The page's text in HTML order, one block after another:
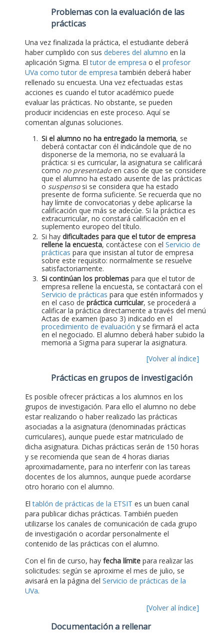
Problemas con la evaluación de las
prácticas
Una vez finalizada la práctica, el estudiante deberá
haber cumplido con sus deberes del alumno en la
aplicación Sigma. Eltutor de empresa o el profesor
UVa como tutor de empresa también deberá haber
rellenado su encuesta. Una vez efectuadas estas
acciones es cuando el tutor académico puede
evaluar las prácticas. No obstante, se pueden
producir incidencias en este proceso. Aquí se
comentan algunas soluciones.
Si el alumno no ha entregado la memoria, se
deberá contactar con él indicándole que de no
disponerse de la memoria, no se evaluará la
práctica: si es curricular, la asignatura se calificará
como no presentadoen caso de que se considere
que el alumno ha estado ausente de las prácticas
o suspensosi se considera que ha estado
presente de forma suficiente. Se recuerda que no
hay límite de convocatorias y debe aplicarse la
calificación que más se adecúe. Si la práctica es
extracurricular, no constará calificación en el
suplemento europeo del título.
Si hay dificultades para que el tutor de empresa
rellene la encuesta, contáctese con el Servicio de
prácticas para que insistan al tutor de empresa
sobre este requisito: normalmente se resuelve
satisfactoriamente.
Si continúan los problemas para que el tutor de
empresa rellene la encuesta, se contactará con el
Servicio de prácticas para que estén informados y
en el caso de práctica curricular, se procederá a
calificar la práctica directamente a través del menú
Actas de examen (paso 3) indicado en el
procedimiento de evaluación y se firmará el acta
en el negociado. El alumno deberá haber subido la
memoria a Sigma para superar la asignatura.
[Volver al índice]
Prácticas en grupos de investigación
Es posible ofrecer prácticas a los alumnos en los
grupos de investigación. Para ello el alumno no debe
estar realizando o haber realizado las prácticas
asociadas a la asignatura (denominadas prácticas
curriculares), aunque puede estar matriculado de
dicha asignatura. Dichas prácticas serán de 150 horas
y se recomienda que sean de 4 horas diarias
aproximadamente, para no interferir con las tareas
docentes de los alumnos, aunque puede acordarse
otro horario con el alumno.
Eltablón de prácticas de la ETSIT es un buen canal
para publicar dichas prácticas. También pueden
utilizarse los canales de comunicación de cada grupo
de investigación o acordar personalmente el
contenido de las prácticas con el alumno.
Con el fin de curso, hay fecha límite para realizar las
solicitudes: según se aproxime el mes de julio, se
avisará en la página del Servicio de prácticas de la
UVa.
[Volver al índice]
Documentación a rellenar